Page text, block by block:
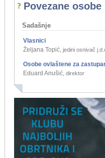
Povezane osobe
Sadašnje
Vlasnici
Željana Topić, jedini osnivač
Osobe ovlaštene za
Eduard Anušić, direktor